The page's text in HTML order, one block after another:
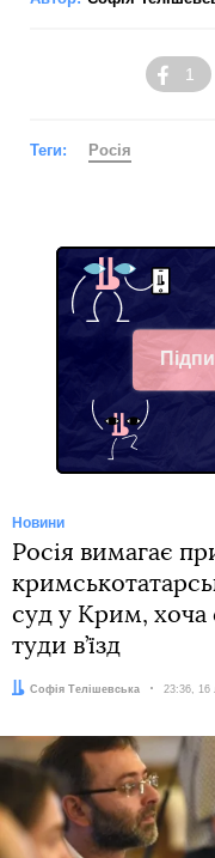
1
Теги: Росія
Новини
Росія вимагає
суд у Крим, хоча
туди в’їзд
Автор:
Софія Телішевська Дата:
23:36, 16